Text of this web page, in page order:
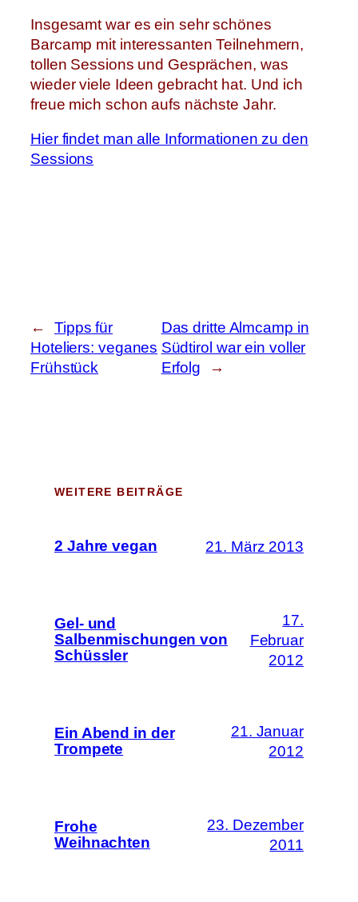
Insgesamt war es ein sehr schönes
Barcamp mit interessanten Teilnehmern,
tollen Sessions und Gesprächen, was
wieder viele Ideen gebracht hat. Und ich
freue mich schon aufs nächste Jahr.
Hier findet man alle Informationen zu den
Sessions
←
Tipps für
Hoteliers: veganes
Frühstück
Das dritte Almcamp in
Südtirol war ein voller
Erfolg
→
WEITERE BEITRÄGE
2 Jahre vegan 21. März 2013
Gel- und
Salbenmischungen von
Schüssler
17.
Februar
2012
Ein Abend in der
Trompete
21. Januar
2012
Frohe
Weihnachten
23. Dezember
2011